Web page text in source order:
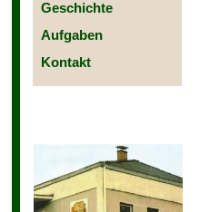
Geschichte
Aufgaben
Kontakt